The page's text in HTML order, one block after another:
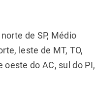
de SP, Médio
leste de MT, TO,
do AC, sul do PI,